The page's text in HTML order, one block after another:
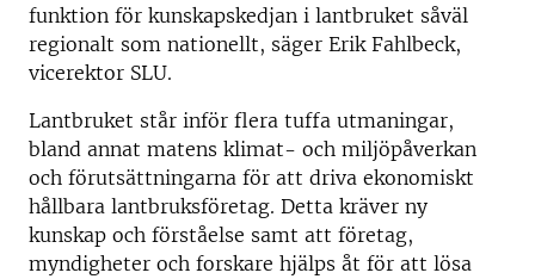
funktion för kunskapskedjan i lantbruket såväl
regionalt som nationellt, säger Erik Fahlbeck,
vicerektor SLU.
Lantbruket står inför flera tuffa utmaningar,
bland annat matens klimat- och miljöpåverkan
och förutsättningarna för att driva ekonomiskt
hållbara lantbruksföretag. Detta kräver ny
kunskap och förståelse samt att företag,
myndigheter och forskare hjälps åt för att lösa